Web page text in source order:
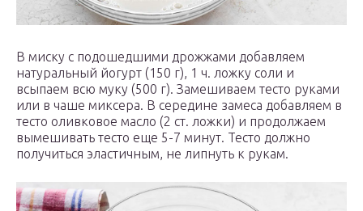
В миску с подошедшими дрожжами добавляем
натуральный йогурт (150 г), 1 ч. ложку соли и
всыпаем всю муку (500 г). Замешиваем тесто руками
или в чаше миксера. В середине замеса добавляем в
тесто оливковое масло (2 ст. ложки) и продолжаем
вымешивать тесто еще 5-7 минут. Тесто должно
получиться эластичным, не липнуть к рукам.